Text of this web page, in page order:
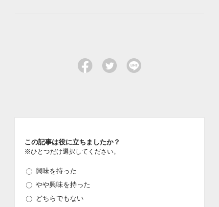
この記事は役に立ちましたか？
※ひとつだけ選択してください。
興味を持った
やや興味を持った
どちらでもない